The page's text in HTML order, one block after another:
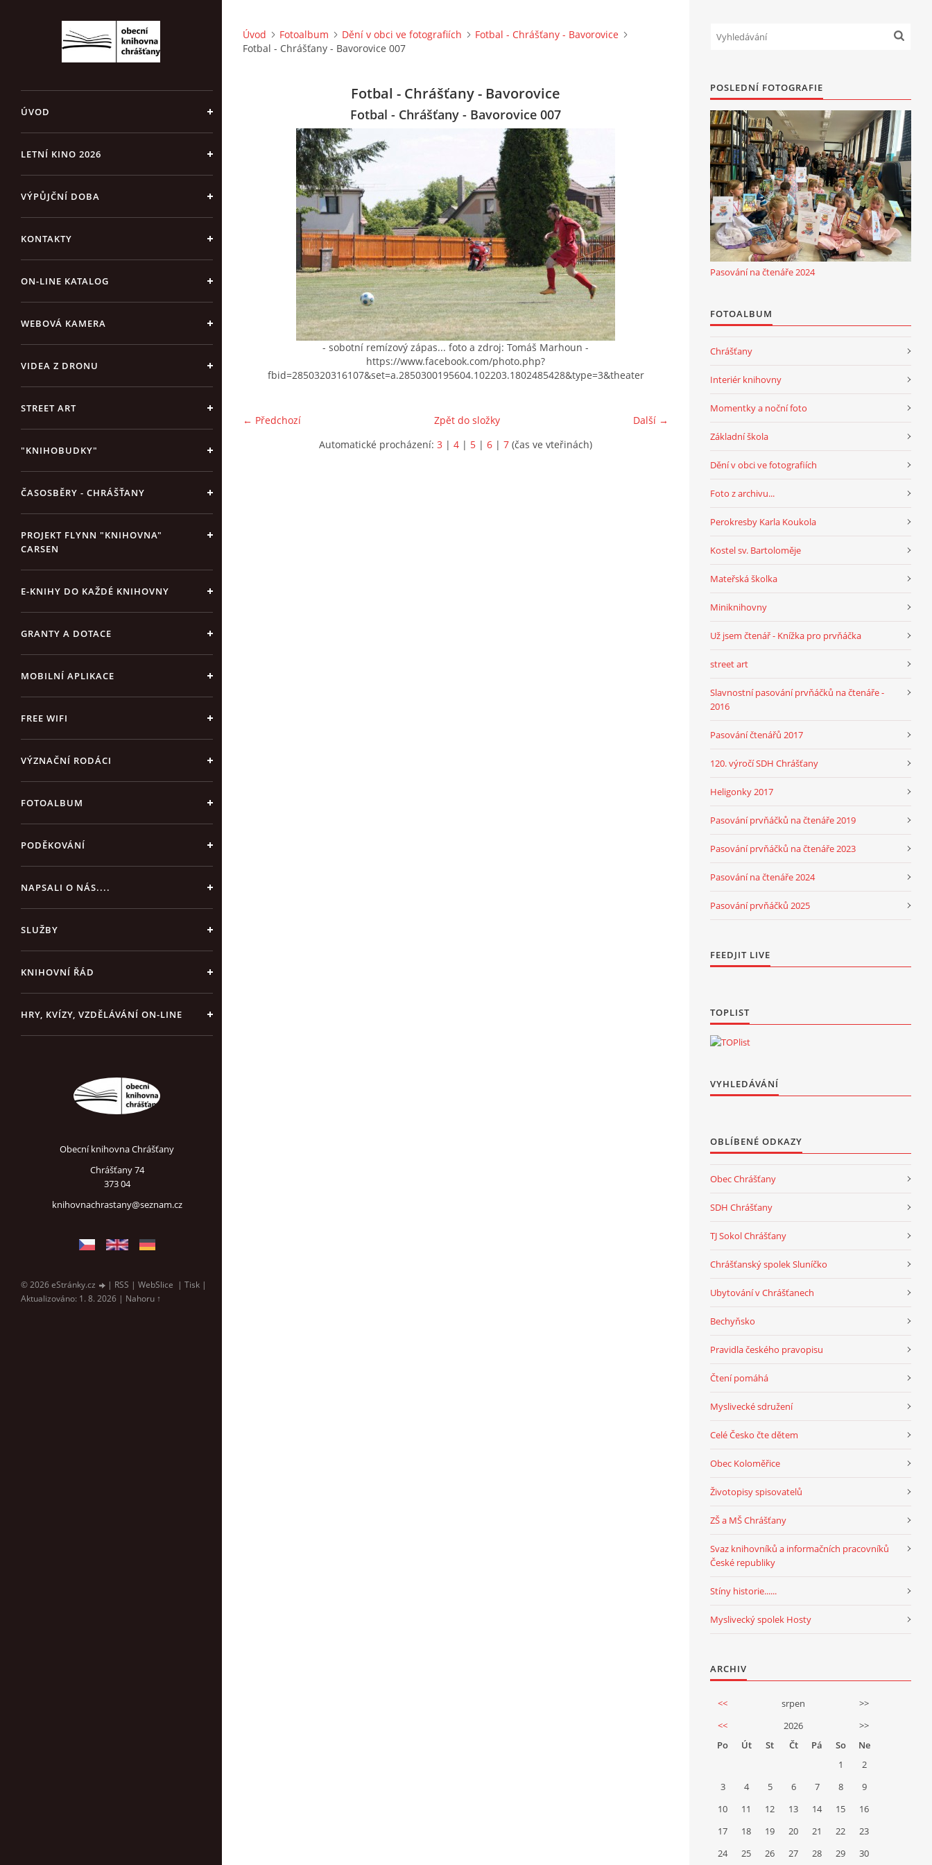
ÚVOD
LETNÍ KINO 2026
VÝPŮJČNÍ DOBA
KONTAKTY
ON-LINE KATALOG
WEBOVÁ KAMERA
VIDEA Z DRONU
STREET ART
"KNIHOBUDKY"
ČASOSBĚRY - CHRÁŠŤANY
PROJEKT FLYNN "KNIHOVNA"
CARSEN
E-KNIHY DO KAŽDÉ KNIHOVNY
GRANTY A DOTACE
MOBILNÍ APLIKACE
FREE WIFI
VÝZNAČNÍ RODÁCI
FOTOALBUM
PODĚKOVÁNÍ
NAPSALI O NÁS....
SLUŽBY
KNIHOVNÍ ŘÁD
HRY, KVÍZY, VZDĚLÁVÁNÍ ON-LINE
Obecní knihovna Chrášťany
Chrášťany 74
373 04
knihovnachrastany@seznam.cz
© 2026 eStránky.cz | RSS | WebSlice | Tisk |
Aktualizováno: 1. 8. 2026 | Nahoru ↑
Úvod Fotoalbum Dění v obci ve fotografiích
Fotbal - Chrášťany - Bavorovice
Fotbal - Chrášťany - Bavorovice 007
Fotbal - Chrášťany - Bavorovice
Fotbal - Chrášťany - Bavorovice 007
- sobotní remízový zápas... foto a zdroj: Tomáš Marhoun -
https://www.facebook.com/photo.php?
fbid=2850320316107&set=a.2850300195604.102203.1802485428&type=3&theater
← Předchozí Další →
Zpět do složky
Automatické procházení: 3 | 4 | 5 | 6 | 7 (čas ve vteřinách)
POSLEDNÍ FOTOGRAFIE
Pasování na čtenáře 2024
FOTOALBUM
Chrášťany
Interiér knihovny
Momentky a noční foto
Základní škola
Dění v obci ve fotografiích
Foto z archivu...
Perokresby Karla Koukola
Kostel sv. Bartoloměje
Mateřská školka
Miniknihovny
Už jsem čtenář - Knížka pro prvňáčka
street art
Slavnostní pasování prvňáčků na čtenáře -
2016
Pasování čtenářů 2017
120. výročí SDH Chrášťany
Heligonky 2017
Pasování prvňáčků na čtenáře 2019
Pasování prvňáčků na čtenáře 2023
Pasování na čtenáře 2024
Pasování prvňáčků 2025
FEEDJIT LIVE
TOPLIST
VYHLEDÁVÁNÍ
OBLÍBENÉ ODKAZY
Obec Chrášťany
SDH Chrášťany
TJ Sokol Chrášťany
Chrášťanský spolek Sluníčko
Ubytování v Chrášťanech
Bechyňsko
Pravidla českého pravopisu
Čtení pomáhá
Myslivecké sdružení
Celé Česko čte dětem
Obec Koloměřice
Životopisy spisovatelů
ZŠ a MŠ Chrášťany
Svaz knihovníků a informačních pracovníků
České republiky
Stíny historie......
Myslivecký spolek Hosty
ARCHIV
<< srpen
>>
<<
2026
>>
Po
Út St Čt Pá So
Ne
1
2
3
4 5 6 7 8
9
10
11 12 13 14 15
16
17
18 19 20 21 22
23
24
25 26 27 28 29 30